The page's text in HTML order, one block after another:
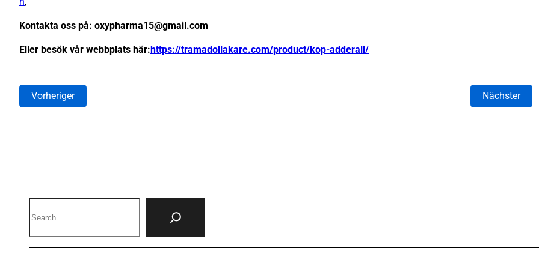
Kontakta oss på: oxypharma15@gmail.com
Eller besök vår webbplats här: https://tramadollakare.com/product/kop-adderall/
Vorheriger Nächster